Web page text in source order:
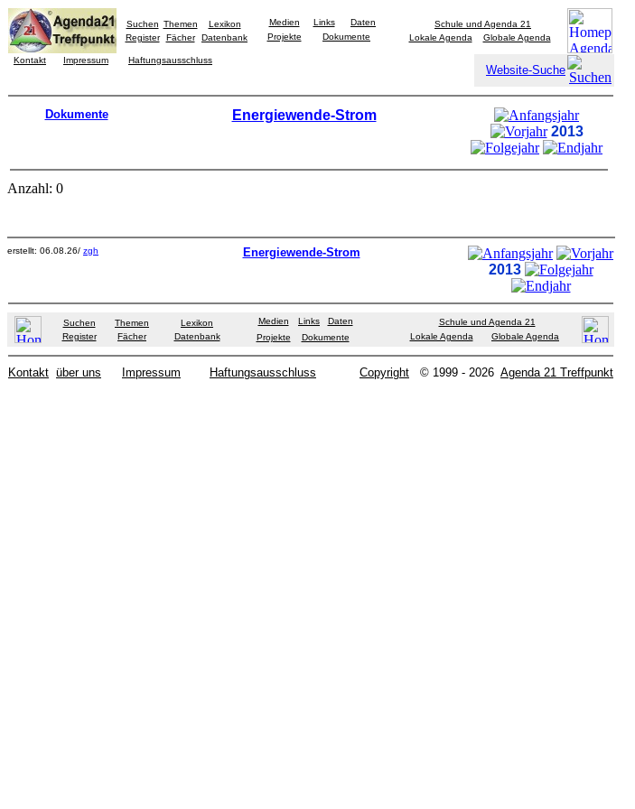
Suchen Themen
Lexikon
Register
Fächer Datenbank
Medien Links
Daten
Projekte
Dokumente
Schule und Agenda 21
Lokale Agenda
Globale Agenda
Kontakt Impressum Haftungsausschluss
Website-Suche
Dokumente
Energiewende-Strom
2013
Anzahl: 0
erstellt: 06.08.26/ zgh Energiewende-Strom
2013
Suchen Themen
Lexikon
Register
Fächer Datenbank
Medien Links
Daten
Projekte
Dokumente
Schule und Agenda 21
Lokale Agenda
Globale Agenda
Kontakt über uns Impressum Haftungsausschluss Copyright © 1999 - 2026 Agenda 21 Treffpunkt